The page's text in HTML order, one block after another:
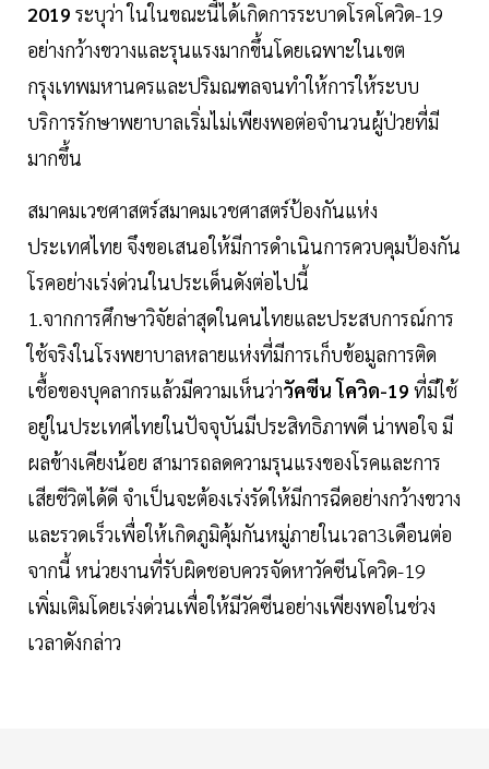
2019 ระบุว่า ในในขณะนี้ได้เกิดการระบาดโรคโควิด-19
อย่างกว้างขวางและรุนแรงมากขึ้นโดยเฉพาะในเขต
กรุงเทพมหานครและปริมณฑลจนทำให้การให้ระบบ
บริการรักษาพยาบาลเริ่มไม่เพียงพอต่อจำนวนผู้ป่วยที่มี
มากขึ้น
สมาคมเวชศาสตร์สมาคมเวชศาสตร์ป้องกันแห่ง
ประเทศไทย จึงขอเสนอให้มีการดำเนินการควบคุมป้องกัน
โรคอย่างเร่งด่วนในประเด็นดังต่อไปนี้
1.จากการศึกษาวิจัยล่าสุดในคนไทยและประสบการณ์การ
ใช้จริงในโรงพยาบาลหลายแห่งที่มีการเก็บข้อมูลการติด
เชื้อของบุคลากรแล้วมีความเห็นว่าวัคซีน โควิด-19 ที่มีใช้
อยู่ในประเทศไทยในปัจจุบันมีประสิทธิภาพดี น่าพอใจ มี
ผลข้างเคียงน้อย สามารถลดความรุนแรงของโรคและการ
เสียชีวิตได้ดี จำเป็นจะต้องเร่งรัดให้มีการฉีดอย่างกว้างขวาง
และรวดเร็วเพื่อให้เกิดภูมิคุ้มกันหมู่ภายในเวลา3เดือนต่อ
จากนี้ หน่วยงานที่รับผิดชอบควรจัดหาวัคซีนโควิด-19
เพิ่มเติมโดยเร่งด่วนเพื่อให้มีวัคซีนอย่างเพียงพอในช่วง
เวลาดังกล่าว